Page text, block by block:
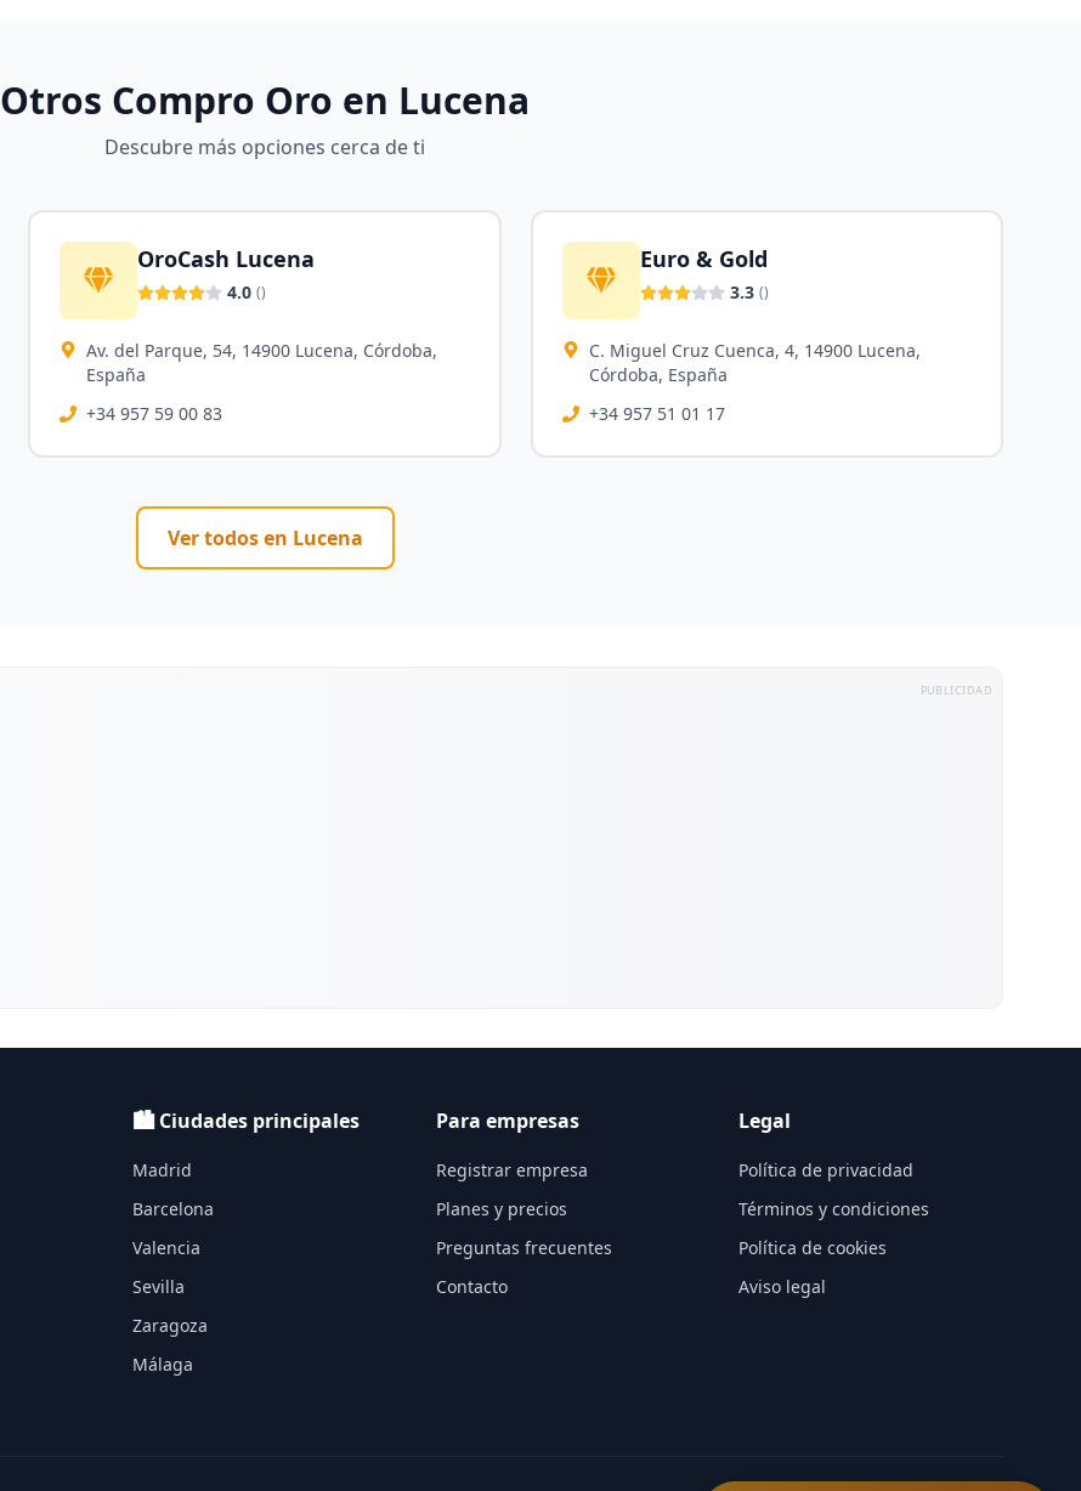
Otros Compro Oro en Lucena
Descubre más opciones cerca de ti
OroCash Lucena
4.0 ()
Av. del Parque, 54, 14900 Lucena, Córdoba,
España
+34 957 59 00 83
Euro & Gold
3.3 ()
C. Miguel Cruz Cuenca, 4, 14900 Lucena,
Córdoba, España
+34 957 51 01 17
Ver todos en Lucena
PUBLICIDAD
🏙️ Ciudades principales
Madrid
Barcelona
Valencia
Sevilla
Zaragoza
Málaga
Para empresas
Registrar empresa
Planes y precios
Preguntas frecuentes
Contacto
Legal
Política de privacidad
Términos y condiciones
Política de cookies
Aviso legal